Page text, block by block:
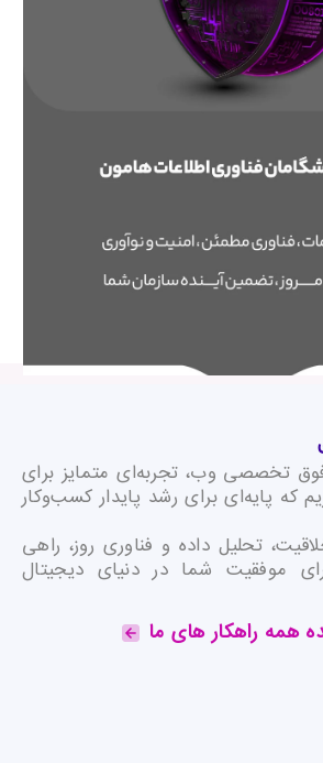
تخصصی وب، تجربه‌ای متمایز برای
که پایه‌ای برای رشد پایدار کسب‌وکار
تحلیل داده و فناوری روز، راهی
موفقیت شما در دنیای دیجیتال
همه راهکار های ما